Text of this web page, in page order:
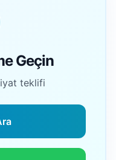
Geçin
teklifi